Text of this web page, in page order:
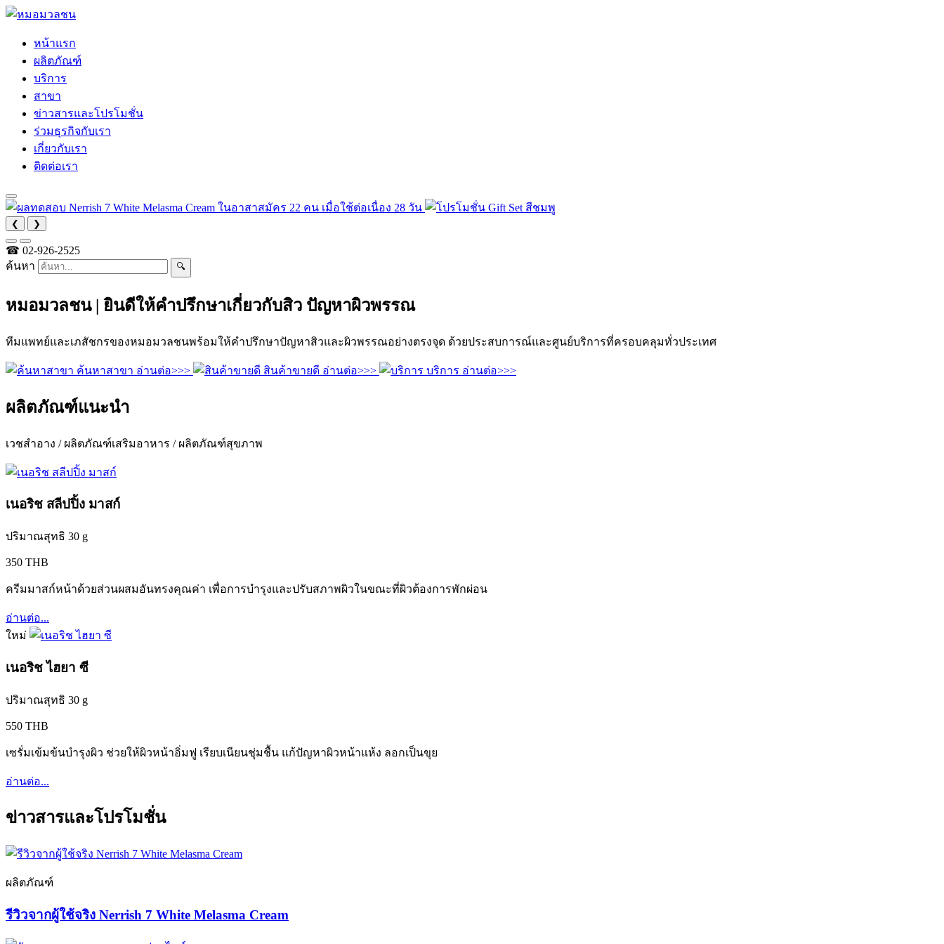
หน้าแรก
ผลิตภัณฑ์
บริการ
สาขา
ข่าวสารและโปรโมชั่น
ร่วมธุรกิจกับเรา
เกี่ยวกับเรา
ติดต่อเรา
❮ ❯
☎ 02-926-2525
ค้นหา
🔍
หมอมวลชน | ยินดีให้คำปรึกษาเกี่ยวกับสิว ปัญหาผิวพรรณ
ทีมแพทย์และเภสัชกรของหมอมวลชนพร้อมให้คำปรึกษาปัญหาสิวและผิวพรรณอย่างตรงจุด ด้วยประสบการณ์และศูนย์บริการที่ครอบคลุมทั่วประเทศ
ค้นหาสาขา อ่านต่อ>>> สินค้าขายดี อ่านต่อ>>> บริการ อ่านต่อ>>>
ผลิตภัณฑ์แนะนำ
เวชสำอาง / ผลิตภัณฑ์เสริมอาหาร / ผลิตภัณฑ์สุขภาพ
เนอริช สลีปปิ้ง มาสก์
ปริมาณสุทธิ 30 g
350 THB
ครีมมาสก์หน้าด้วยส่วนผสมอันทรงคุณค่า เพื่อการบำรุงและปรับสภาพผิวในขณะที่ผิวต้องการพักผ่อน
อ่านต่อ...
ใหม่
เนอริช ไฮยา ซี
ปริมาณสุทธิ 30 g
550 THB
เซรั่มเข้มข้นบำรุงผิว ช่วยให้ผิวหน้าอิ่มฟู เรียบเนียนชุ่มชื้น แก้ปัญหาผิวหน้าแห้ง ลอกเป็นขุย
อ่านต่อ...
ข่าวสารและโปรโมชั่น
ผลิตภัณฑ์
รีวิวจากผู้ใช้จริง Nerrish 7 White Melasma Cream